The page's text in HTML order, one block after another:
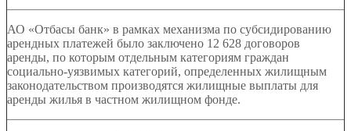
АО «Отбасы банк» в рамках механизма по субсидированию
арендных платежей было заключено 12 628 договоров
аренды, по которым отдельным категориям граждан
социально-уязвимых категорий, определенных жилищным
законодательством производятся жилищные выплаты для
аренды жилья в частном жилищном фонде.